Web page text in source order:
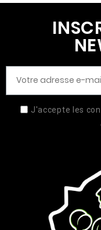
J'accepte les